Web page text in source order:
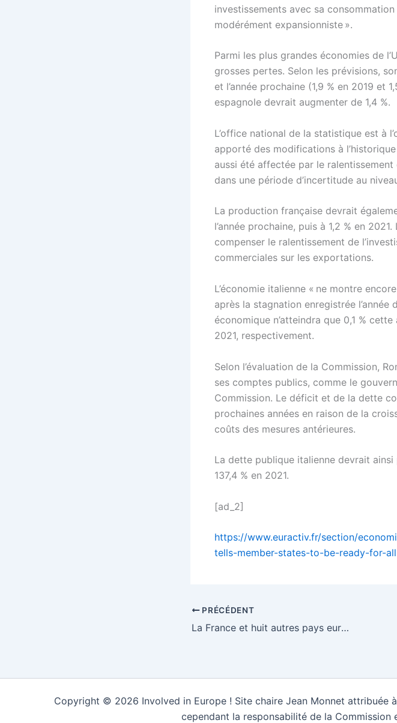
investissements avec sa
modérément expansionniste ».
Parmi les plus grandes économies de
grosses pertes. Selon les prévisions,
et l’année prochaine (1,9 % en 2019 et
espagnole devrait augmenter de 1,4 %.
L’office national de la statistique est à
apporté des modifications à
aussi été affectée par le
dans une période d’incertitude au
La production française devrait
l’année prochaine, puis à 1,2 % en
compenser le ralentissement de
commerciales sur les exportations.
L’économie italienne « ne montre
après la stagnation enregistrée
économique n’atteindra que 0,1 %
2021, respectivement.
Selon l’évaluation de la Commission,
ses comptes publics, comme le
Commission. Le déficit et de la dette
prochaines années en raison de la
coûts des mesures antérieures.
La dette publique italienne devrait ainsi
137,4 % en 2021.
[ad_2]
https://www.euractiv.fr/section/
tells-member-states-to-be-ready-for-
PRÉCÉDENT
La France et huit autres pays européens poussent Bruxelles à taxer davantage l’aviation – EURACTIV.fr
Copyright © 2026 Involved in Europe ! Site chaire Jean Monnet attribuée
cependant la responsabilité de la Commission